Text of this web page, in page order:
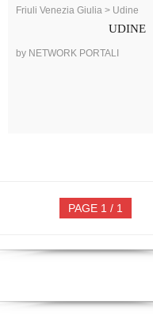
Friuli Venezia Giulia > Udine
UDINE
by NETWORK PORTALI
PAGE 1 / 1